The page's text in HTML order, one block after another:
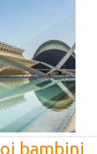
bambini